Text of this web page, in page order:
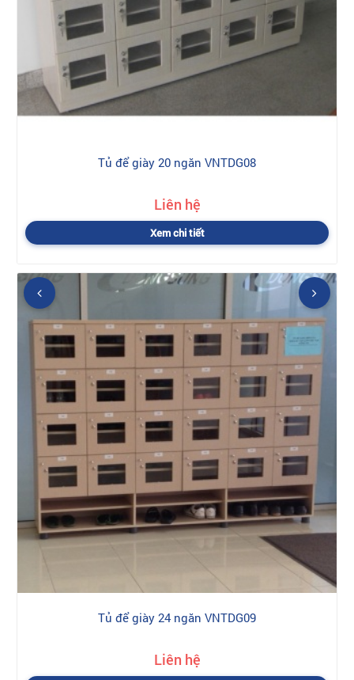
Tủ để giày 20 ngăn VNTDG08
Liên hệ
Xem chi tiết
Tủ để giày 24 ngăn VNTDG09
Liên hệ